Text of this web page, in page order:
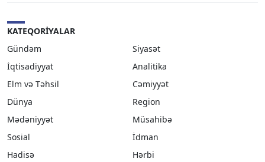
KATEQORIYALAR
Gündəm
Siyasət
İqtisadiyyat
Analitika
Elm və Təhsil
Cəmiyyət
Dünya
Region
Mədəniyyət
Müsahibə
Sosial
İdman
Hadisə
Hərbi